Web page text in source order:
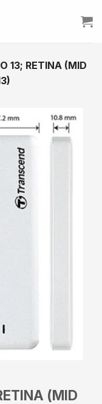
13; RETINA (MID
(MID